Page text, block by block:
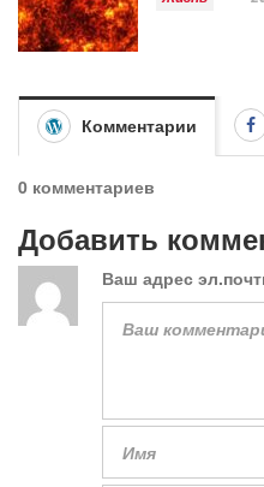
Комментарии
0 комментариев
Добавить
Ваш адрес